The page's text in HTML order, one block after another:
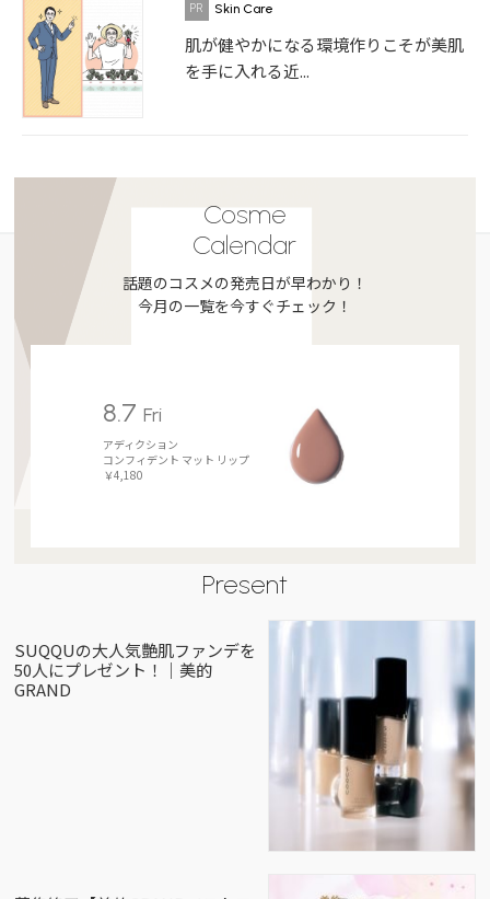
Skin Care
肌が健やかになる環境作りこそが美肌
を手に入れる近...
Cosme
Calendar
話題のコスメの発売日が早わかり！
今月の一覧を今すぐチェック！
8.7Fri
アディクション
コンフィデント マット リップ
￥4,180
Present
SUQQUの大人気艶肌ファンデを
50人にプレゼント！｜美的
GRAND